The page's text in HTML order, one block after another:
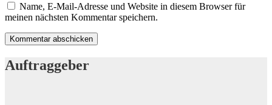
Name, E-Mail-Adresse und Website in diesem Browser für
meinen nächsten Kommentar speichern.
Auftraggeber